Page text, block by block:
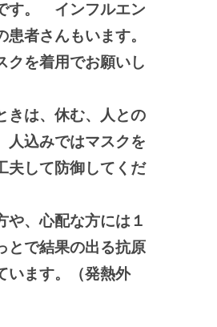
す。 インフルエン
患者さんもいます。
クを着用でお願いし
きは、休む、人との
人込みではマスクを
夫して防御してくだ
や、心配な方には１
とで結果の出る抗原
います。（発熱外